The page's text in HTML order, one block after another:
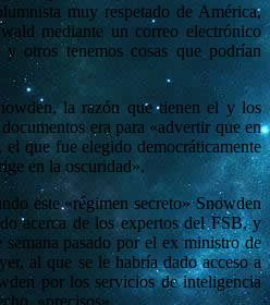
muy respetado de América,
mediante un correo electrónico
y otros tenemos cosas que podrían
la razón que tienen el y los
era para «advertir que en
el que fue elegido democráticamente
en la oscuridad».
este «régimen secreto» Snowden
acerca de los expertos del FSB, y
semana pasado por el ex ministro de
al que se le habría dado acceso a
por los servicios de inteligencia
«precisos».